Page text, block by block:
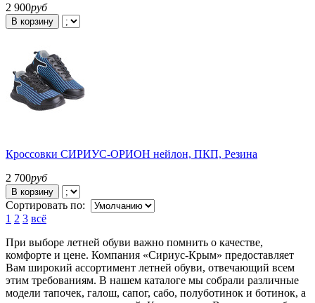
2 900руб
В корзину
Кроссовки СИРИУС-ОРИОН нейлон, ПКП, Резина
2 700руб
В корзину
Сортировать по:
1 2 3 всё
При выборе летней обуви важно помнить о качестве,
комфорте и цене. Компания «Сириус-Крым» предоставляет
Вам широкий ассортимент летней обуви, отвечающий всем
этим требованиям. В нашем каталоге мы собрали различные
модели тапочек, галош, сапог, сабо, полуботинок и ботинок, а